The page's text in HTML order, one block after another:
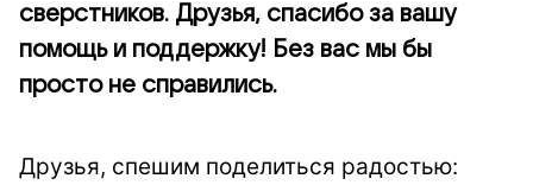
сверстников. Друзья, спасибо за вашу
помощь и поддержку! Без вас мы бы
просто не справились.
Друзья, спешим поделиться радостью: